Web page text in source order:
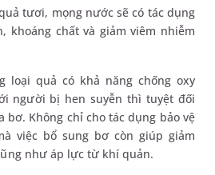
tươi, mọng nước sẽ có tác dụng
khoáng chất và giảm viêm nhiễm
loại quả có khả năng chống oxy
người bị hen suyễn thì tuyệt đối
bơ. Không chỉ cho tác dụng bảo vệ
việc bổ sung bơ còn giúp giảm
như áp lực từ khí quản.